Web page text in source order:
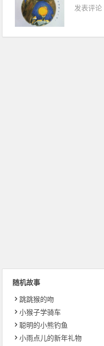
发表评论
随机故事
跳跳猴的吻
小猴子学骑车
聪明的小熊钓鱼
小雨点儿的新年礼物